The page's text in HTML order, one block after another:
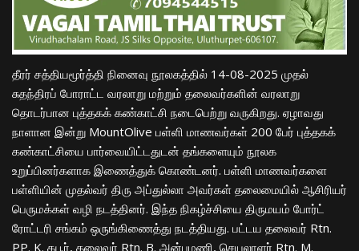
தீரர் சத்தியமூர்த்தி நினைவு நூலகத்தில் 14-08-2025 முதல்
சுதந்திரப் போராட்ட வரலாறு மற்றும் தலைவர்களின் வரலாறு
தொடர்பான புத்தகக் கண்காட்சி நடைபெற்று வருகிறது. ஏழாவது
நாளான இன்று MountOlive பள்ளி மாணவர்கள் 200 பேர் புத்தகக்
கண்காட்சியை பார்வையிட்டதுடன் தங்களையும் நூலக
உறுப்பினர்களாக இணைத்துக் கொண்டனர். பள்ளி மாணவர்களை
பள்ளியின் முதல்வர் திரு அப்துல்லா அவர்கள் தலைமையில் ஆசிரியர்
பெருமக்கள் வழி நடத்தினர். இந்த நிகழ்ச்சியை திருமயம் போர்ட்
ரோட்டரி சங்கம் ஒருங்கிணைத்து நடத்தியது. பட்டய தலைவர் Rtn.
PP. K. கபூர், தலைவர் Rtn. B. அன்புமணி, செயலாளர் Rtn. M.